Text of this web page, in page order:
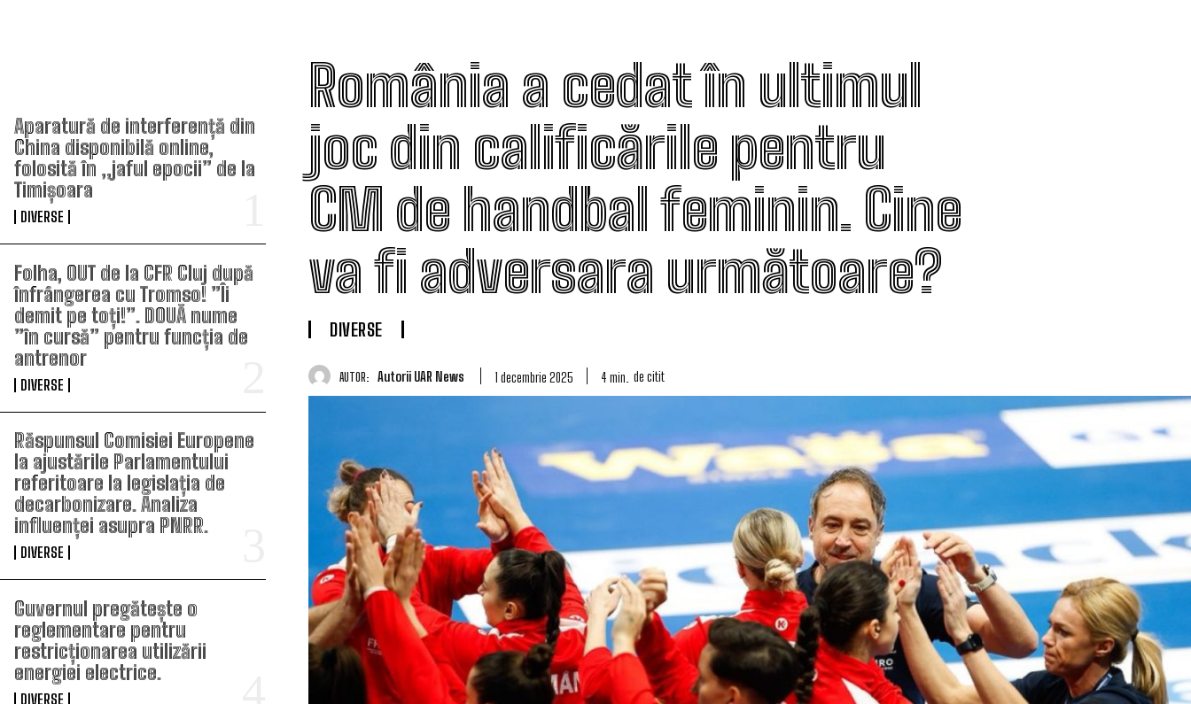
Aparatură de interferență din
China disponibilă online,
folosită în „jaful epocii” de la
Timișoara
DIVERSE
Folha, OUT de la CFR Cluj după
înfrângerea cu Tromso! ”Îi
demit pe toți!”. DOUĂ nume
”în cursă” pentru funcția de
antrenor
DIVERSE
Răspunsul Comisiei Europene
la ajustările Parlamentului
referitoare la legislația de
decarbonizare. Analiza
influenței asupra PNRR.
DIVERSE
Guvernul pregătește o
reglementare pentru
restricționarea utilizării
energiei electrice.
DIVERSE
România a cedat în ultimul
joc din calificările pentru
CM de handbal feminin. Cine
va fi adversara următoare?
DIVERSE
AUTOR: Autorii UAR News 1 decembrie 2025 4 min. de citit